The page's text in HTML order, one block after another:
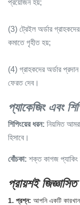
প্রয়োজন হয়;
(3) ট্রেইল অর্ডার
কমাতে গৃহীত হয়;
(4) গ্রাহকদের অর্ডার
ফেরত দেব।
প্যাকেজিং এবং
শিপিংয়ের ধরন: নিয়মিত
হিসাবে।
বোঁচকা: শক্ত কাগজ প্যাকিং
প্রায়শই
1. প্রশ্ন: আপনি একটি